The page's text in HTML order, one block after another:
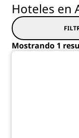
Hoteles en
Mostrando 1